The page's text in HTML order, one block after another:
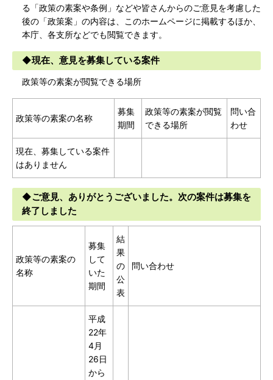
る「政策の素案や条例」などや皆さんからのご意見を考慮した
後の「政策案」の内容は、このホームページに掲載するほか、
本庁、各支所などでも閲覧できます。
◆現在、意見を募集している案件
政策等の素案が閲覧できる場所
政策等の素案の名称
募集
期間
政策等の素案が閲覧
できる場所
問い合
わせ
現在、募集している案件
はありません
◆ご意見、ありがとうございました。次の案件は募集を
終了しました
政策等の素案の
名称
募集
して
いた
期間
結
果
の
公
表
問い合わせ
平成
22年
4月
26日
から